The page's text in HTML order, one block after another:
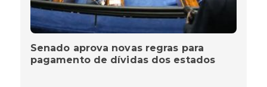
Senado aprova novas regras para
pagamento de dívidas dos estados